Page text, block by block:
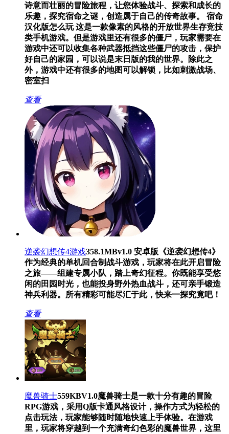
诗意而壮丽的冒险旅程，让您体验战斗、探索和成长的
乐趣，探究宿命之谜，创造属于自己的传奇故事。 宿命
汉化版怎么玩 这是一款像素的风格的开放世界生存竞技
类手机游戏。但是游戏里还有很多的僵尸，玩家需要在
游戏中还可以收集各种武器抵挡这些僵尸的攻击，保护
好自己的家园，可以说是末日版的我的世界。除此之
外，游戏中还有很多的地图可以解锁，比如刺激战场、
密室扫
查看
逆袭幻想传4游戏358.1MBv1.0 安卓版 《逆袭幻想传4》
作为经典的单机回合制战斗游戏，玩家将在此开启冒险
之旅——组建专属小队，踏上奇幻征程。你既能享受悠
闲的田园时光，也能投身野外热血战斗，还可亲手锻造
神兵利器。所有精彩可能尽汇于此，快来一探究竟吧！
查看
魔兽骑士559KBV1.0魔兽骑士是一款十分有趣的冒险
RPG游戏，采用Q版卡通风格设计，操作方式为轻松的
点击玩法，玩家能够随时随地快速上手体验。在游戏
里，玩家将穿越到一个充满奇幻色彩的魔兽世界，这里